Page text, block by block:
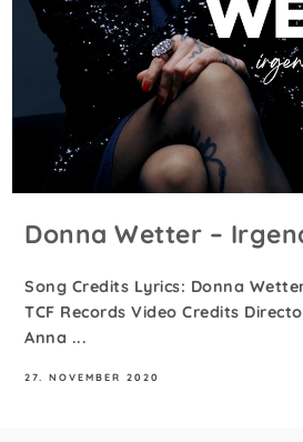
Donna Wetter –
Song Credits Lyrics: Donna
TCF Records Video Credits
Anna ...
27. NOVEMBER 2020